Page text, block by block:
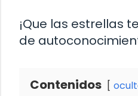
¡Que las estrellas
de
Contenidos